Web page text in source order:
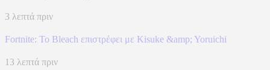
3 λεπτά πριν
Fortnite: Το Bleach επιστρέφει με Kisuke &amp; Yoruichi
13 λεπτά πριν